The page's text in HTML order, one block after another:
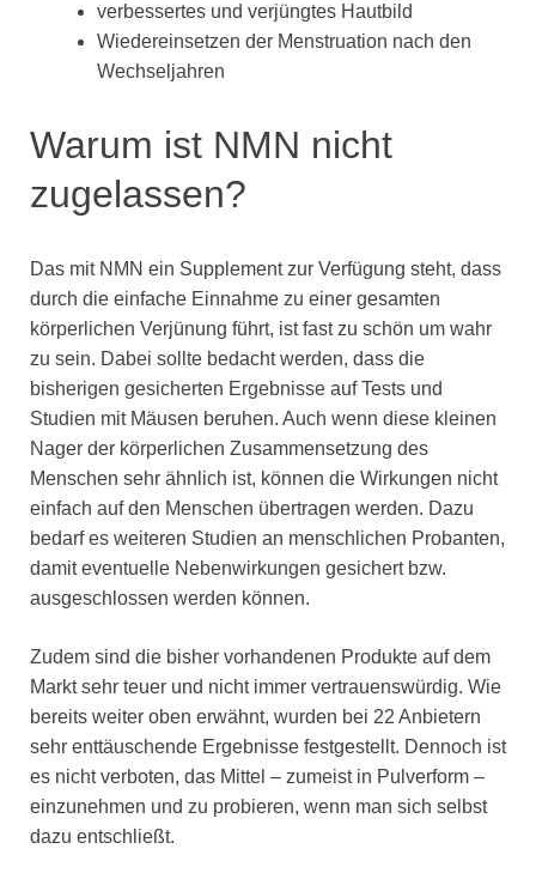
verbessertes und verjüngtes Hautbild
Wiedereinsetzen der Menstruation nach den
Wechseljahren
Warum ist NMN nicht
zugelassen?
Das mit NMN ein Supplement zur Verfügung steht, dass
durch die einfache Einnahme zu einer gesamten
körperlichen Verjünung führt, ist fast zu schön um wahr
zu sein. Dabei sollte bedacht werden, dass die
bisherigen gesicherten Ergebnisse auf Tests und
Studien mit Mäusen beruhen. Auch wenn diese kleinen
Nager der körperlichen Zusammensetzung des
Menschen sehr ähnlich ist, können die Wirkungen nicht
einfach auf den Menschen übertragen werden. Dazu
bedarf es weiteren Studien an menschlichen Probanten,
damit eventuelle Nebenwirkungen gesichert bzw.
ausgeschlossen werden können.
Zudem sind die bisher vorhandenen Produkte auf dem
Markt sehr teuer und nicht immer vertrauenswürdig. Wie
bereits weiter oben erwähnt, wurden bei 22 Anbietern
sehr enttäuschende Ergebnisse festgestellt. Dennoch ist
es nicht verboten, das Mittel – zumeist in Pulverform –
einzunehmen und zu probieren, wenn man sich selbst
dazu entschließt.